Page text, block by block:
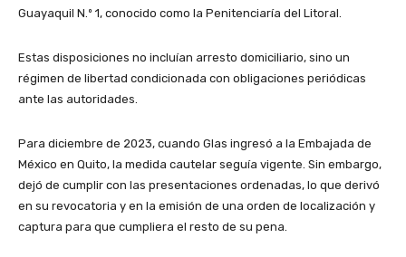
Guayaquil N.º 1, conocido como la Penitenciaría del Litoral.
Estas disposiciones no incluían arresto domiciliario, sino un
régimen de libertad condicionada con obligaciones periódicas
ante las autoridades.
Para diciembre de 2023, cuando Glas ingresó a la Embajada de
México en Quito, la medida cautelar seguía vigente. Sin embargo,
dejó de cumplir con las presentaciones ordenadas, lo que derivó
en su revocatoria y en la emisión de una orden de localización y
captura para que cumpliera el resto de su pena.